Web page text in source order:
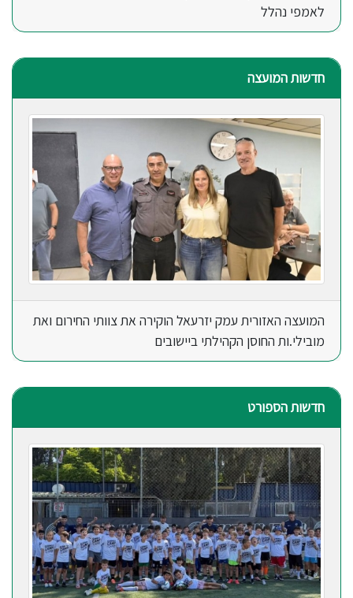
לאמפי נהלל
חדשות המועצה
המועצה האזורית עמק יזרעאל הוקירה את צוותי החירום ואת
מובילי.ות החוסן הקהילתי ביישובים
חדשות הספורט